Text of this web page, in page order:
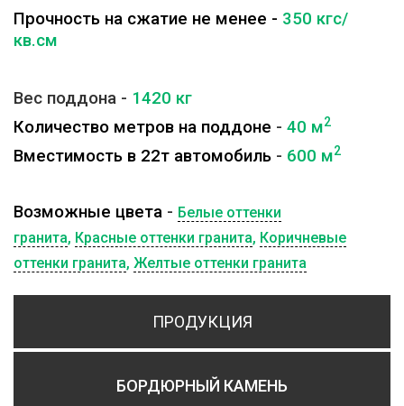
ПРОДУКЦИЯ
БОРДЮРНЫЙ КАМЕНЬ
Прочность на сжатие не менее - 350 кгс/
кв.см
Вес поддона - 1420 кг
Количество метров на поддоне - 40 м2
Вместимость в 22т автомобиль - 600 м2
Возможные цвета - Белые оттенки
гранита, Красные оттенки гранита, Коричневые
оттенки гранита, Желтые оттенки гранита